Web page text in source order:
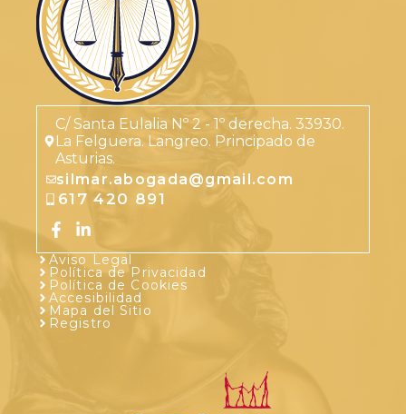
C/ Santa Eulalia Nº 2 - 1º derecha. 33930.
La Felguera. Langreo. Principado de
Asturias.
silmar.abogada@gmail.com
617 420 891
Aviso Legal
Política de Privacidad
Política de Cookies
Accesibilidad
Mapa del Sitio
Registro